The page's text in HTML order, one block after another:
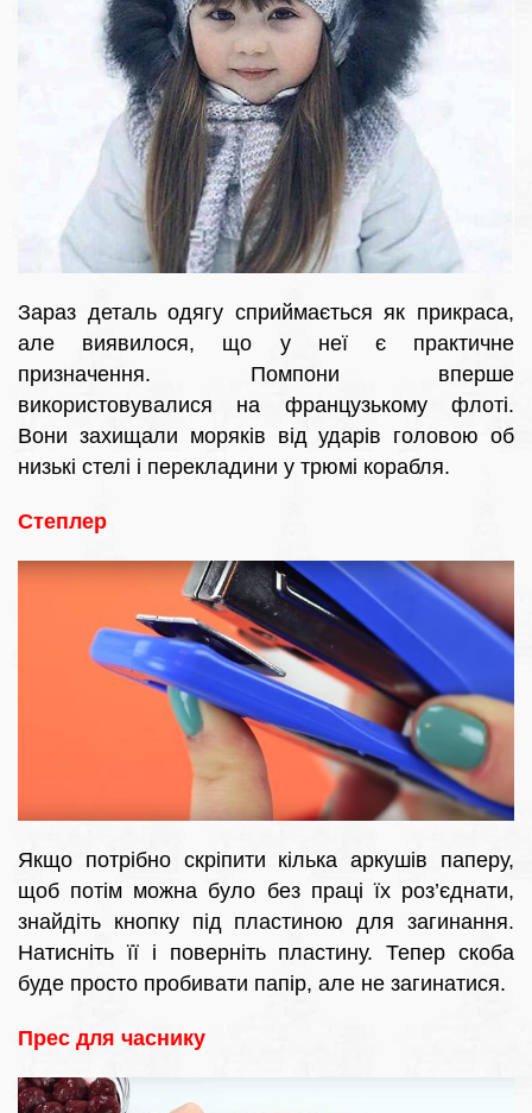
Зараз деталь одягу сприймається як прикраса,
але виявилося, що у неї є практичне
призначення. Помпони вперше
використовувалися на французькому флоті.
Вони захищали моряків від ударів головою об
низькі стелі і перекладини у трюмі корабля.
Степлер
Якщо потрібно скріпити кілька аркушів паперу,
щоб потім можна було без праці їх роз’єднати,
знайдіть кнопку під пластиною для загинання.
Натисніть її і поверніть пластину. Тепер скоба
буде просто пробивати папір, але не загинатися.
Прес для часнику